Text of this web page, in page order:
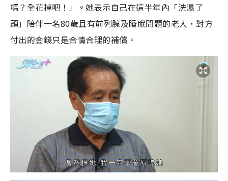
嗎？全花掉吧！」。她表示自己在這半年內「洗濕了
頭」陪伴一名80歲且有前列腺及睡眠問題的老人，對方
付出的金錢只是合情合理的補償。